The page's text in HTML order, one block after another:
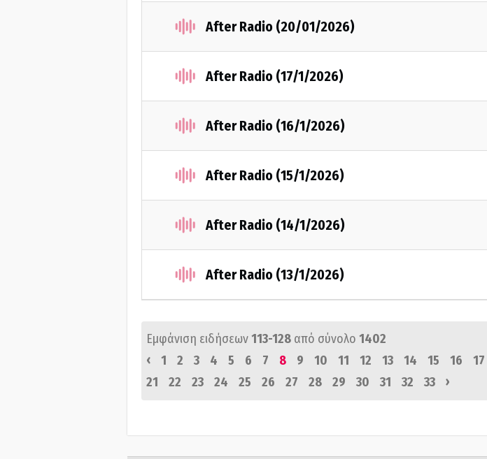
After Radio (20/01/2026)
After Radio (17/1/2026)
After Radio (16/1/2026)
After Radio (15/1/2026)
After Radio (14/1/2026)
After Radio (13/1/2026)
Εμφάνιση ειδήσεων113-128 από σύνολο 1402
‹
1 2 3 4 5 6 7 8 9 10 11 12 13 14 15 16 17
21
22 23 24 25 26 27 28 29 30 31 32 33 ›